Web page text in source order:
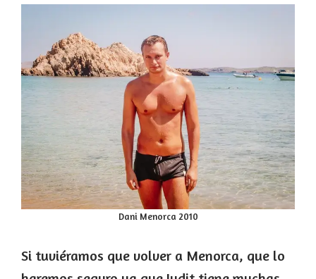
Dani Menorca 2010
Si tuviéramos que volver a Menorca, que lo